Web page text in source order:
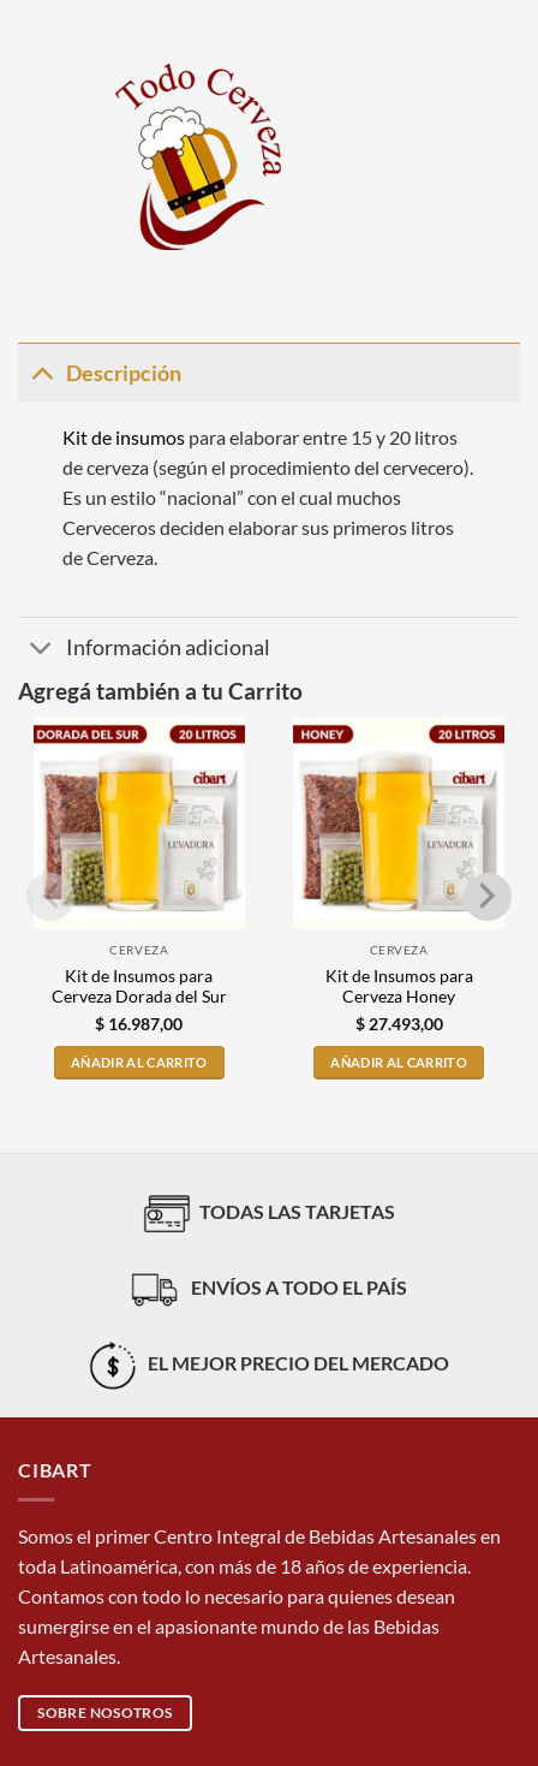
Descripción
Kit de insumospara elaborar entre 15 y 20 litros
de cerveza (según el procedimiento del cervecero).
Es un estilo “nacional” con el cual muchos
Cerveceros deciden elaborar sus primeros litros
de Cerveza.
Información adicional
Agregá también a tu Carrito
CERVEZA
Kit de Insumos para
Cerveza Dorada del Sur
$ 16.987,00
AÑADIR AL CARRITO
CERVEZA
Kit de Insumos para
Cerveza Honey
$27.493,00
AÑADIR AL CARRITO
TODAS LAS TARJETAS
ENVÍOS A TODO EL PAÍS
EL MEJOR PRECIO DEL MERCADO
CIBART
Somos el primer Centro Integral de Bebidas Artesanales en
toda Latinoamérica, con más de 18 años de experiencia.
Contamos con todo lo necesario para quienes desean
sumergirse en el apasionante mundo de las Bebidas
Artesanales.
SOBRE NOSOTROS